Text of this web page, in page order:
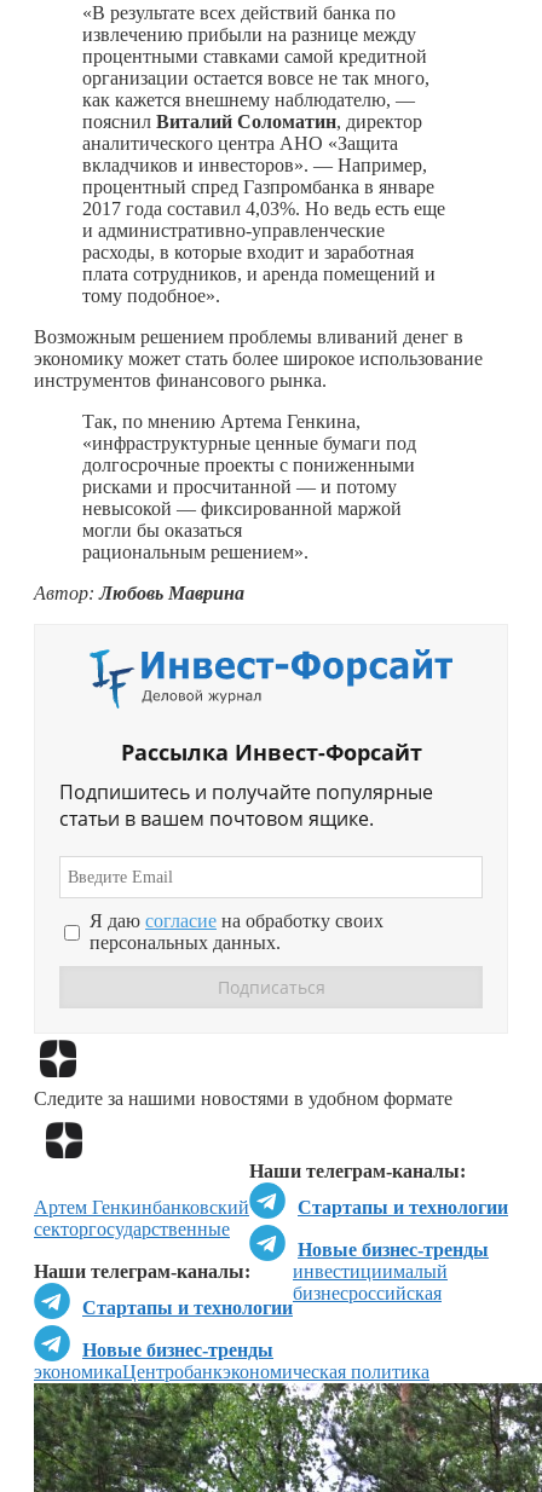
«В результате всех действий банка по
извлечению прибыли на разнице между
процентными ставками самой кредитной
организации остается вовсе не так много,
как кажется внешнему наблюдателю, —
пояснил Виталий Соломатин, директор
аналитического центра АНО «Защита
вкладчиков и инвесторов». — Например,
процентный спред Газпромбанка в январе
2017 года составил 4,03%. Но ведь есть еще
и административно-управленческие
расходы, в которые входит и заработная
плата сотрудников, и аренда помещений и
тому подобное».
Возможным решением проблемы вливаний денег в
экономику может стать более широкое использование
инструментов финансового рынка.
Так, по мнению Артема Генкина,
«инфраструктурные ценные бумаги под
долгосрочные проекты с пониженными
рисками и просчитанной — и потому
невысокой — фиксированной маржой
могли бы оказаться
рациональным решением».
Автор:Любовь Маврина
Рассылка Инвест-Форсайт
Подпишитесь и получайте популярные
статьи в вашем почтовом ящике.
Я даю согласие на обработку своих
персональных данных.
Следите за нашими новостями в удобном формате
Наши телеграм-каналы:
Стартапы и технологии
Новые бизнес-тренды
Наши телеграм-каналы:
Стартапы и технологии
Новые бизнес-тренды
Артем Генкинбанковский
секторгосударственные
инвестициималый
бизнесроссийская
экономикаЦентробанкэкономическая политика